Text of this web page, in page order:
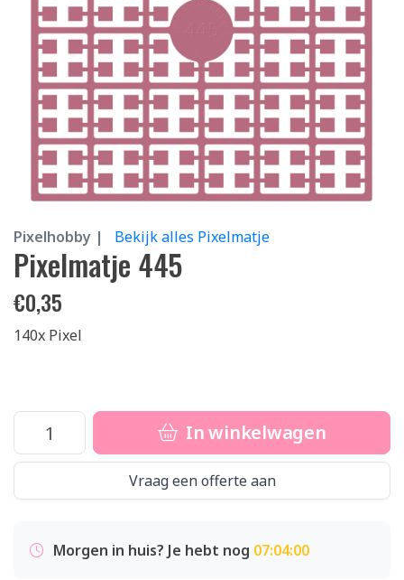
Pixelhobby | Bekijk alles Pixelmatje
Pixelmatje 445
€0,35
140x Pixel
In winkelwagen
Vraag een offerte aan
Morgen in huis? Je hebt nog 07:04:00